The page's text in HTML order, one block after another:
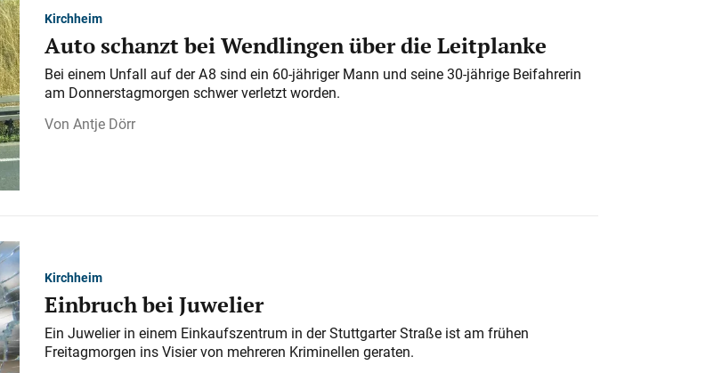
Kirchheim
Auto schanzt bei Wendlingen über die Leitplanke
Bei einem Unfall auf der A 8 sind ein 60-jähriger Mann und seine 30-jährige Beifahrerin
am Donnerstagmorgen schwer verletzt worden.
Antje Dörr
Kirchheim
Einbruch bei Juwelier
Ein Juwelier in einem Einkaufszentrum in der Stuttgarter Straße ist am frühen
Freitagmorgen ins Visier von mehreren Kriminellen geraten.